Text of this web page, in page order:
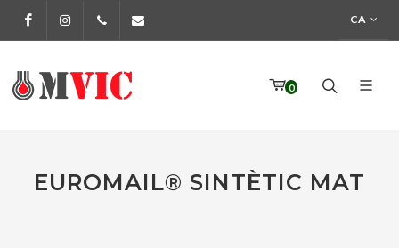
FacebookInstagram972 170 160 CA
0
EUROMAIL® SINTÈTIC MAT